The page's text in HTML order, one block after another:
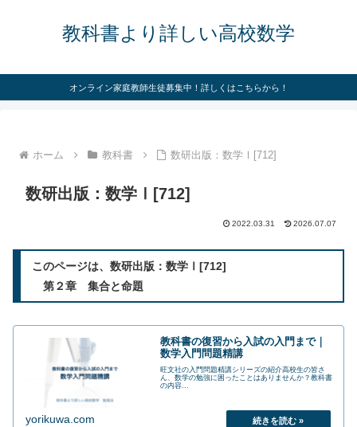
教科書より詳しい高校数学
オンライン家庭教師生徒募集中！詳しくはこちらから！
ホーム 教科書 数研出版：数学Ⅰ[712]
数研出版：数学Ⅰ[712]
2022.03.31 2026.07.07
このページは、数研出版：数学Ⅰ[712]
第２章 集合と命題
教科書の復習から入試の入門まで｜
数学入門問題精講
旺文社の入門問題精講シリーズの紹介高校生の皆さ
ん、数学の勉強に困ったことはありませんか？教科書
の内容...
yorikuwa.com